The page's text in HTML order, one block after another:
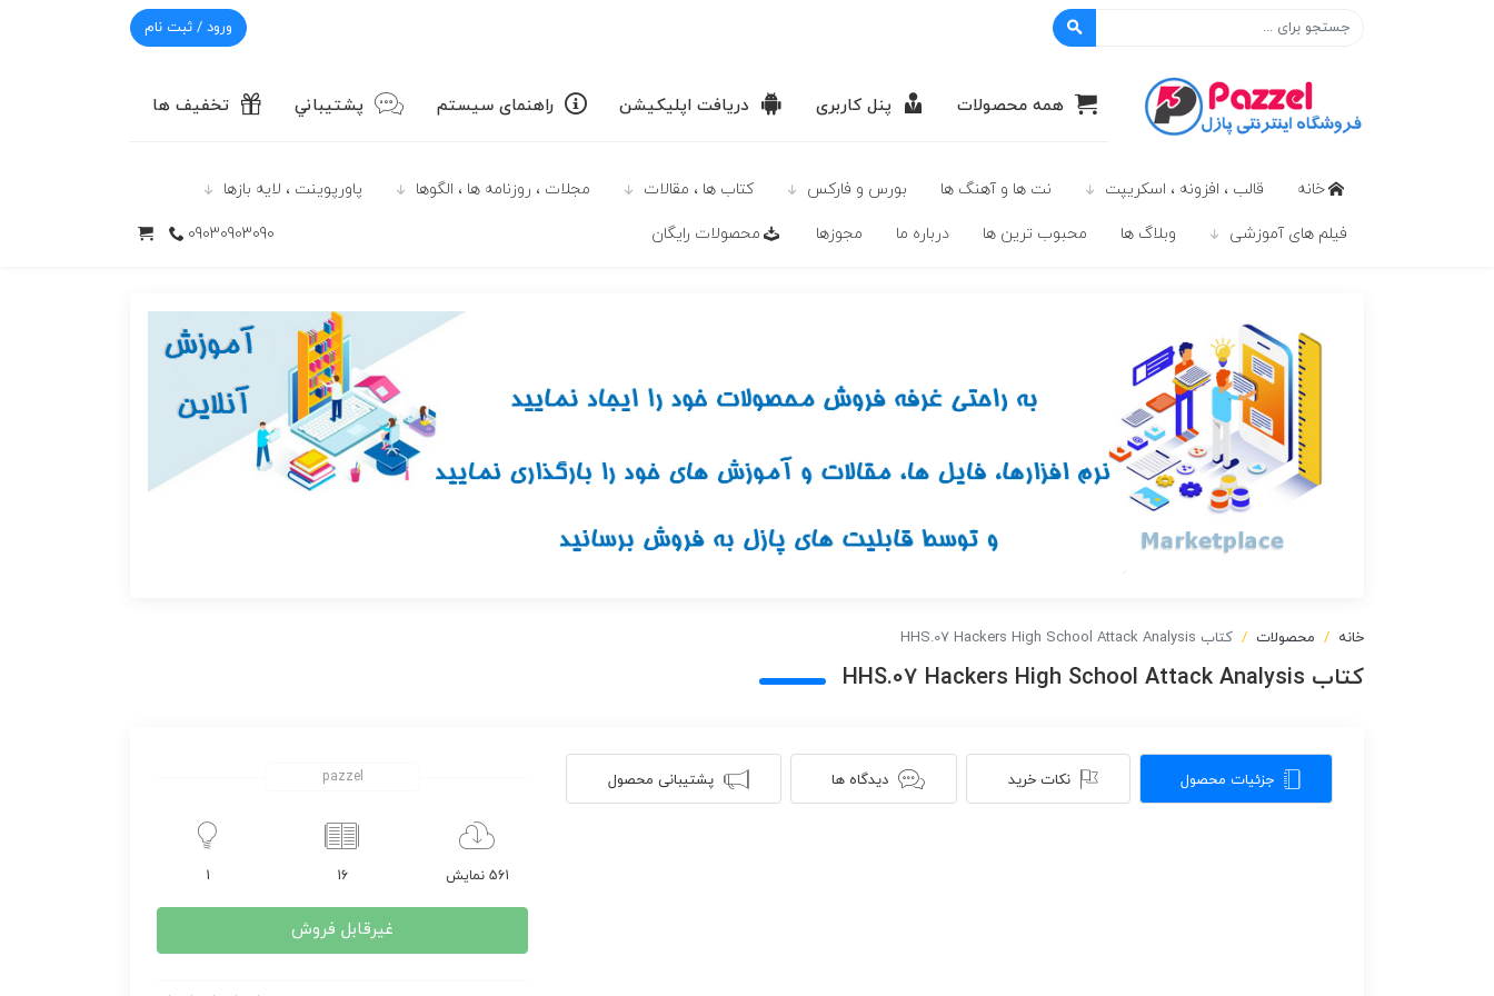
ورود / ثبت نام
همه محصولات پنل کاربری دریافت اپلیکیشن راهنمای سیستم پشتيباني تخفیف ها
خانه قالب ، افزونه ، اسکریپت نت ها و آهنگ ها بورس و فارکس كتاب ها ، مقالات مجلات ، روزنامه ها ، الگوها پاورپوينت ، لایه بازها
فیلم های آموزشی وبلاگ ها محبوب ترين ها درباره ما مجوزها محصولات رايگان 09030903090
خانه محصولات کتاب HHS.07 Hackers High School Attack Analysis
کتاب HHS.07 Hackers High School Attack Analysis
جزئیات محصول نکات خرید دیدگاه ها پشتیبانی محصول pazzel
561 نمایش 16
1
غیرقابل فروش